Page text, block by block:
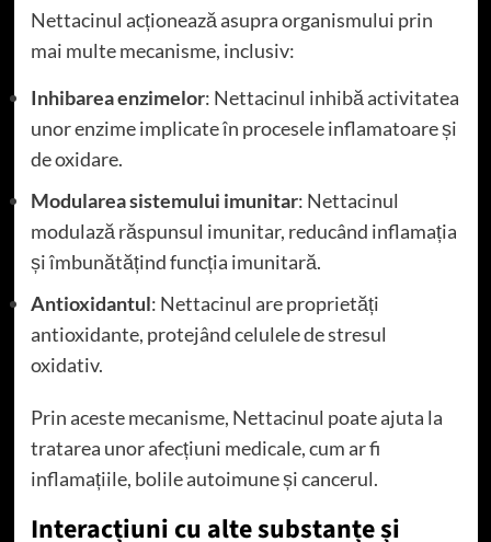
Nettacinul acționează asupra organismului prin
mai multe mecanisme, inclusiv:
Inhibarea enzimelor: Nettacinul inhibă activitatea
unor enzime implicate în procesele inflamatoare și
de oxidare.
Modularea sistemului imunitar: Nettacinul
modulază răspunsul imunitar, reducând inflamația
și îmbunătățind funcția imunitară.
Antioxidantul: Nettacinul are proprietăți
antioxidante, protejând celulele de stresul
oxidativ.
Prin aceste mecanisme, Nettacinul poate ajuta la
tratarea unor afecțiuni medicale, cum ar fi
inflamațiile, bolile autoimune și cancerul.
Interacțiuni cu alte substanțe și